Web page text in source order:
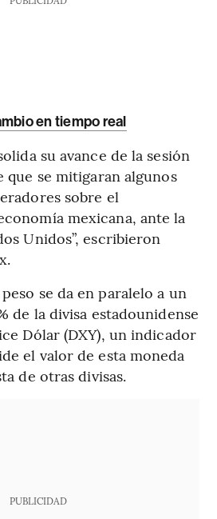
en tiempo real
su avance de la sesión
que se mitigaran algunos
sobre el
mexicana, ante la
Unidos”, escribieron
se da en paralelo a un
de la divisa estadounidense
Dólar (DXY), un indicador
el valor de esta moneda
de otras divisas.
PUBLICIDAD